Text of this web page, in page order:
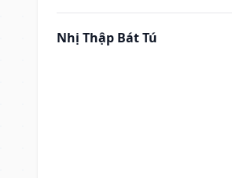
Nhị Thập Bát Tú